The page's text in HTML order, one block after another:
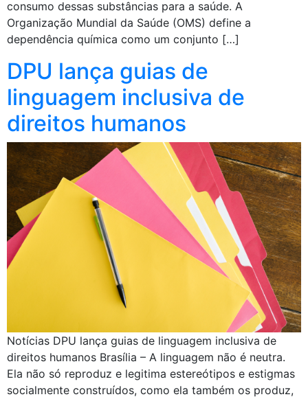
consumo dessas substâncias para a saúde. A
Organização Mundial da Saúde (OMS) define a
dependência química como um conjunto […]
DPU lança guias de
linguagem inclusiva de
direitos humanos
Notícias DPU lança guias de linguagem inclusiva de
direitos humanos Brasília – A linguagem não é neutra.
Ela não só reproduz e legitima estereótipos e estigmas
socialmente construídos, como ela também os produz,